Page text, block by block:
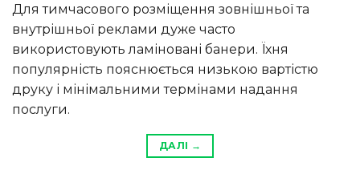
Для тимчасового розміщення зовнішньої та
внутрішньої реклами дуже часто
використовують ламіновані банери. Їхня
популярність пояснюється низькою вартістю
друку і мінімальними термінами надання
послуги.
ДАЛІ →